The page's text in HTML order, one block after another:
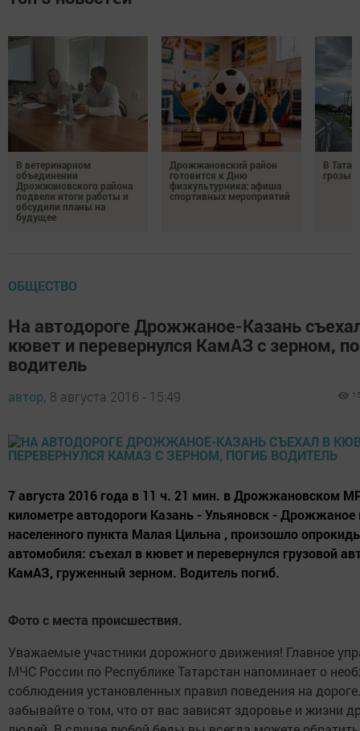
В ветеринарном
объединении
Дрожжановского района
подвели итоги работы и
обсудили планы на
будущее
Дрожжановский район
готовится к Дню
физкультурника: афиша
спортивных мероприятий
В
грозы
ОБЩЕСТВО
На автодороге Дрожжаное-Казань
кювет и перевернулся КамАЗ с зерном,
водитель
автор, 8 августа 2016 - 15:49
7 августа 2016 года в 11 ч. 21 мин. в Дрожжановском
километре автодороги Казань - Ульяновск - Дрожжаное
населенного пункта Малая Цильна , произошло
автомобиля: съехал в кювет и перевернулся грузовой
КамАЗ, груженный зерном. Водитель погиб.
Фото с места происшествия.
Уважаемые участники дорожного движения! Главное
МЧС России по Республике Татарстан напоминает о
соблюдения установленных правил поведения на
забывайте о том, что от вас зависят здоровье и жизни